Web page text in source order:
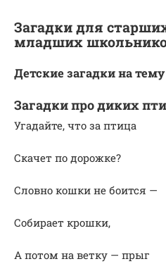
Загадки для
младших
Детские загадки на
Загадки про диких
Угадайте, что за птица
Скачет по дорожке?
Словно кошки не боится —
Собирает крошки,
А потом на ветку — прыг